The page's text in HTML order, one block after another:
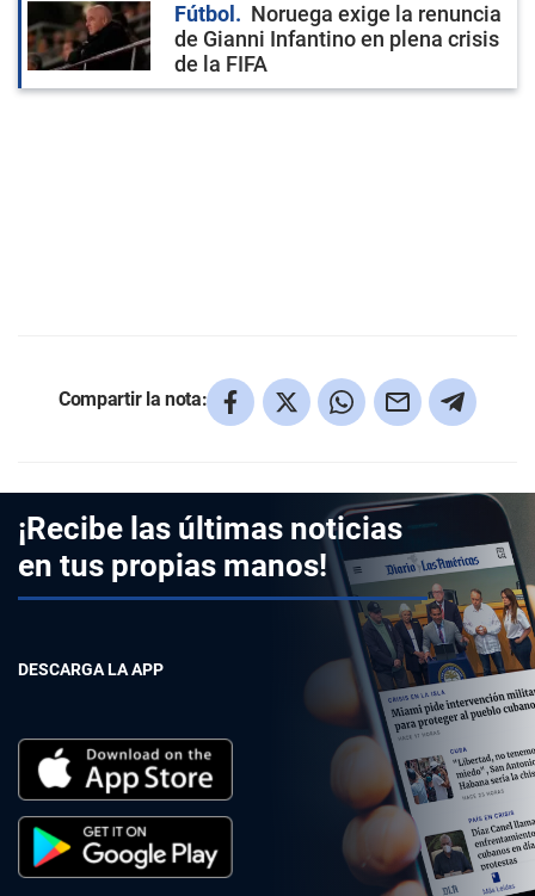
Fútbol
Noruega exige la renuncia
de Gianni Infantino en plena crisis
de la FIFA
Compartir la nota:
¡Recibe las últimas noticias
en tus propias manos!
DESCARGA LA APP